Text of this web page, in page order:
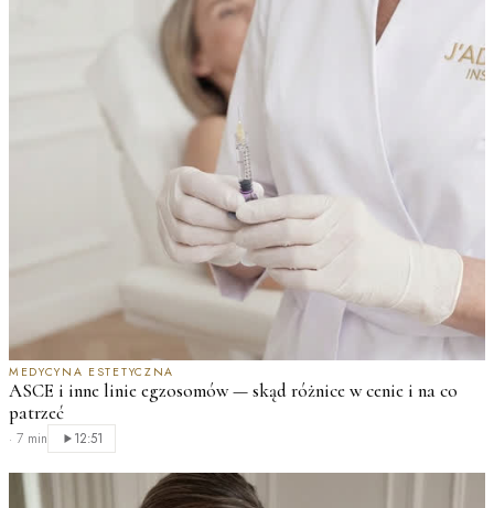
MEDYCYNA ESTETYCZNA
ASCE i inne linie egzosomów — skąd różnice w cenie i na co
patrzeć
· 7 min 12:51